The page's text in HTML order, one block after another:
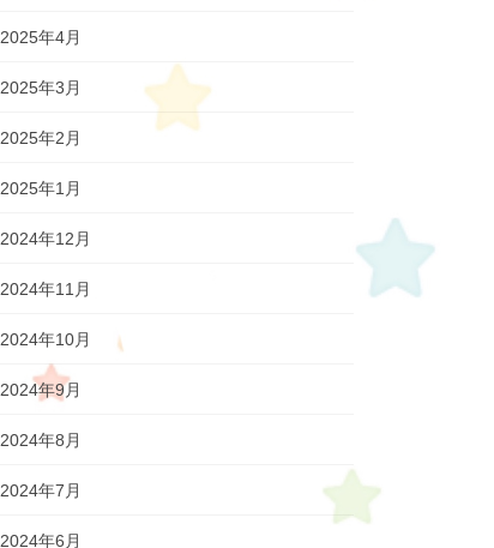
2025年4月
2025年3月
2025年2月
2025年1月
2024年12月
2024年11月
2024年10月
2024年9月
2024年8月
2024年7月
2024年6月